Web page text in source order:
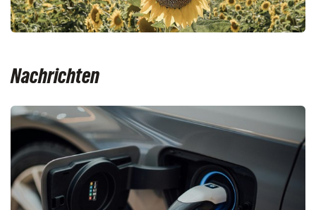
Nachrichten